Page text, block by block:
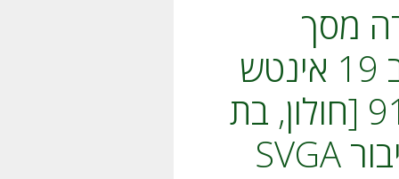
מסך
מחשב 19 אינטש
917sw [חולון, בת
ים] חיבור SVGA